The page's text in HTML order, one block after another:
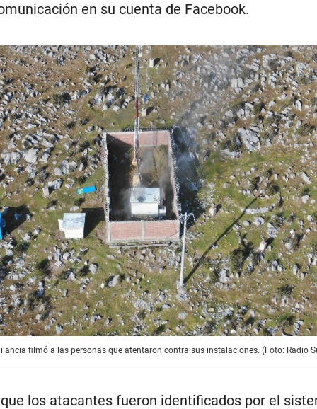
en su cuenta de Facebook.
filmó a las personas que atentaron contra sus instalaciones. (Foto: Radio
los atacantes fueron identificados por el